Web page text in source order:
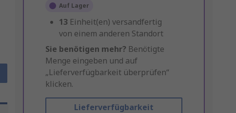
Auf Lager
13 Einheit(en) versandfertig
von einem anderen Standort
Sie benötigen mehr? Benötigte
Menge eingeben und auf
„Lieferverfügbarkeit überprüfen“
klicken.
Lieferverfügbarkeit